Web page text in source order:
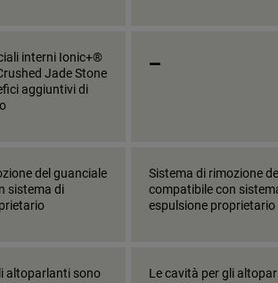
interni Ionic+®
Jade Stone
aggiuntivi di
_
del guanciale
sistema di
Sistema di rimozione
compatibile con
espulsione proprietario
altoparlanti sono
Le cavità per gli